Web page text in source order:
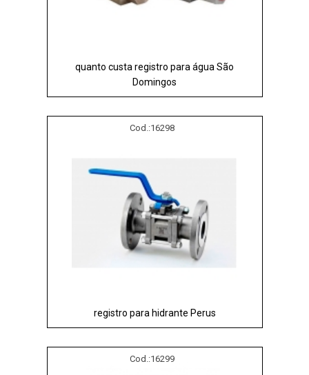
quanto custa registro para água São
Domingos
Cod.:16298
registro para hidrante Perus
Cod.:16299